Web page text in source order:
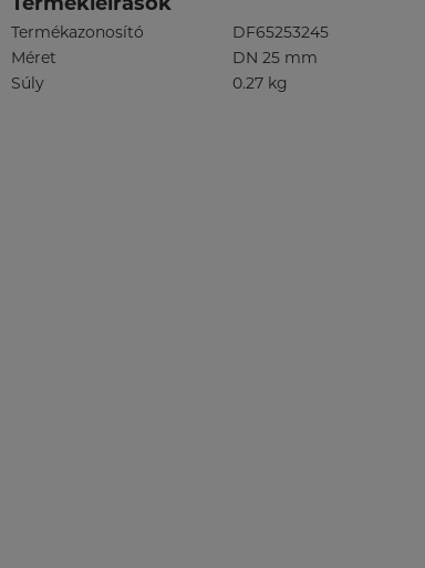
Termékazonosító
DF65253245
Méret
DN 25 mm
Súly
0.27 kg